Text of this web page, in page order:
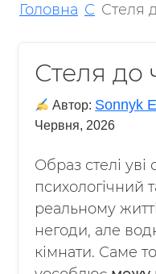
Головна С Стеля
Стеля до
Автор: Sonnyk
Червня, 2026
Образ стелі
психологічний
реальному
негоди, але
кімнати. Саме